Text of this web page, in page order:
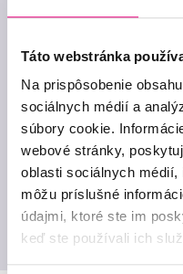
Táto webstránka
Na prispôsobenie
sociálnych médií a
súbory cookie.
webové stránky,
oblasti sociálnych
môžu príslušné
údajmi, ktoré ste im
keď ste používali ich
Hoci odišiel,
veľkú láskavosť,
Pán primár,
ste pre nás a pre
na Vás s láskou a
nezabudneme!
20. decembra 2023